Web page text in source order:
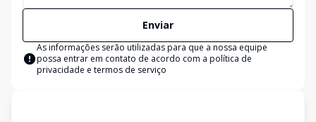
Enviar
As informações serão utilizadas para que a nossa equipe
possa entrar em contato de acordo com a política de
privacidade e termos de serviço